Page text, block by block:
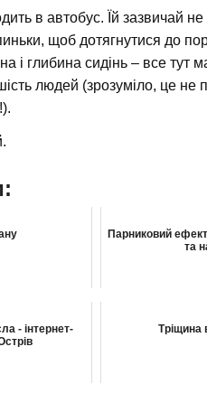
в автобус. Їй зазвичай
щоб дотягнутися до
і глибина сидінь – все тут
людей (зрозуміло, це не
Парниковий
та
- інтернет-
Тріщина